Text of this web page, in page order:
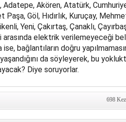
Akören, Atatürk,
Paşa, Göl, Hıdırlık, Kuruçay,
Yeni, Çakırtaş, Çanaklı,
elektrik verilemeyeceği
bağlantıların doğru
da söyleyerek, bu
Diye soruyorlar.
698